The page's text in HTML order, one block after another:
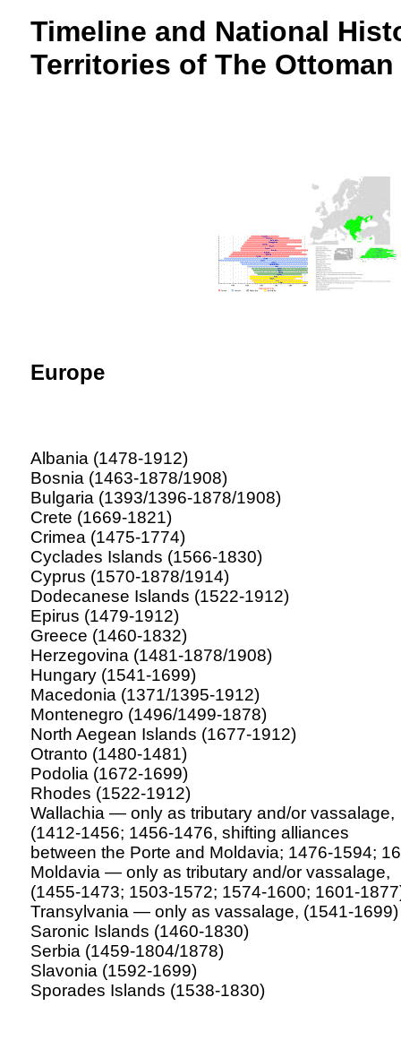
Timeline and National
Territories of The Ottoman
Europe
Albania (1478-1912)
Bosnia (1463-1878/1908)
Bulgaria (1393/1396-1878/1908)
Crete (1669-1821)
Crimea (1475-1774)
Cyclades Islands (1566-1830)
Cyprus (1570-1878/1914)
Dodecanese Islands (1522-1912)
Epirus (1479-1912)
Greece (1460-1832)
Herzegovina (1481-1878/1908)
Hungary (1541-1699)
Macedonia (1371/1395-1912)
Montenegro (1496/1499-1878)
North Aegean Islands (1677-1912)
Otranto (1480-1481)
Podolia (1672-1699)
Rhodes (1522-1912)
Wallachia — only as tributary and/or vassalage,
(1412-1456; 1456-1476, shifting alliances
between the Porte and Moldavia; 1476-1594;
Moldavia — only as tributary and/or vassalage,
(1455-1473; 1503-1572; 1574-1600; 1601-
Transylvania — only as vassalage, (1541-1699)
Saronic Islands (1460-1830)
Serbia (1459-1804/1878)
Slavonia (1592-1699)
Sporades Islands (1538-1830)